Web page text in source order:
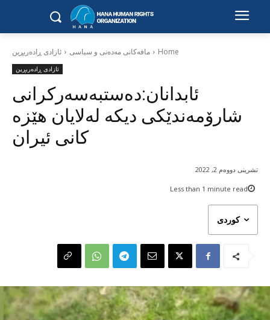
Home مافەکانی مەدەنی و سیاسی ئازادی ڕادەربڕین
ئازادی ڕادەربڕین
ئابدانان:دەستبەسەرکرانی
شارۆمەندێکی دیکە لەلایان هێزە
کانی ئیران
تشرینی دووەم 2, 2022
Less than 1 minute read
کوردی